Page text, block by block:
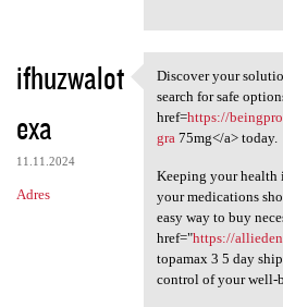
ifhuzwalot
exa
11.11.2024
Adres
Discover your
Discover your
search for safe
href=https://
gra75mg</a> today.
Keeping your health
your medications
easy way to buy
href="https://
topamax 3 5 day
control of your well-